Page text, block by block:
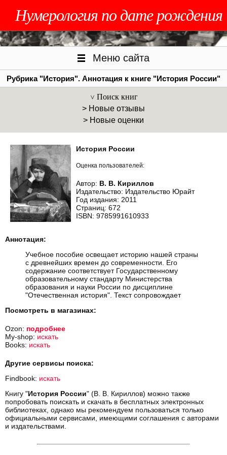
Нумерология по дате рождения
Меню сайта
Рубрика "История". Аннотация к книге "История России"
Поиск книг
> Новые отзывы
> Новые оценки
История России
Оценка пользователей:
Автор: В. В. Кириллов
Издательство: Издательство Юрайт
Год издания: 2011
Страниц: 672
ISBN: 9785991610933
Аннотация:
Учебное пособие освещает историю нашей страны
с древнейших времен до современности. Его
содержание соответствует Государственному
образовательному стандарту Министерства
образования и науки России по дисциплине
"Отечественная история". Текст сопровождает
Посмотреть в магазинах:
Ozon: подробнее
My-shop: искать
Books: искать
Другие сервисы поиска:
Findbook: искать
Книгу "История России" (В. В. Кириллов) можно также
попробовать поискать и скачать в бесплатных электронных
библиотеках, однако мы рекомендуем пользоваться только
официальными сервисами, имеющими соглашения с авторами
и издательствами.